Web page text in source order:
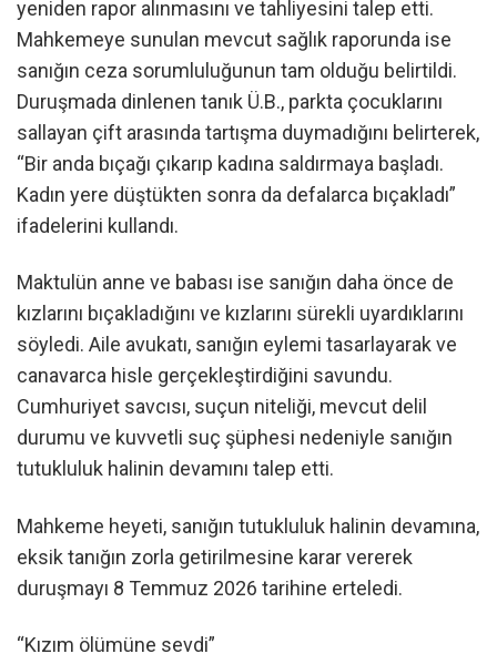
yeniden rapor alınmasını ve tahliyesini talep etti.
Mahkemeye sunulan mevcut sağlık raporunda ise
sanığın ceza sorumluluğunun tam olduğu belirtildi.
Duruşmada dinlenen tanık Ü.B., parkta çocuklarını
sallayan çift arasında tartışma duymadığını belirterek,
“Bir anda bıçağı çıkarıp kadına saldırmaya başladı.
Kadın yere düştükten sonra da defalarca bıçakladı”
ifadelerini kullandı.
Maktulün anne ve babası ise sanığın daha önce de
kızlarını bıçakladığını ve kızlarını sürekli uyardıklarını
söyledi. Aile avukatı, sanığın eylemi tasarlayarak ve
canavarca hisle gerçekleştirdiğini savundu.
Cumhuriyet savcısı, suçun niteliği, mevcut delil
durumu ve kuvvetli suç şüphesi nedeniyle sanığın
tutukluluk halinin devamını talep etti.
Mahkeme heyeti, sanığın tutukluluk halinin devamına,
eksik tanığın zorla getirilmesine karar vererek
duruşmayı 8 Temmuz 2026 tarihine erteledi.
“Kızım ölümüne sevdi”